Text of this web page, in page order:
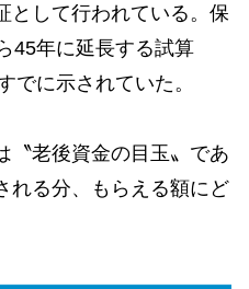
として行われている。保
45年に延長する試算
でに示されていた。
老後資金の目玉〟であ
れる分、もらえる額にど